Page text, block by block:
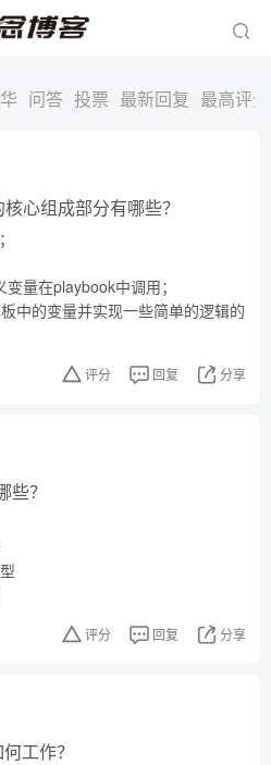
问答 投票 最新回复 最高评分
心组成部分有哪些？
量在playbook中调用；
中的变量并实现一些简单的逻辑的
评分 回复 分享
些？
评分 回复 分享
工作？